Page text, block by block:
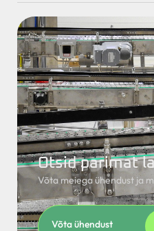
Otsid parimat
Võta meiega ühendust ja
Võta ühendust